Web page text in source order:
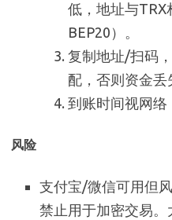
低，地址与TRX
BEP20）。
复制地址/扫码
配，否则资金丢
到账时间视网络
风险
支付宝/微信可用但
禁止用于加密交易